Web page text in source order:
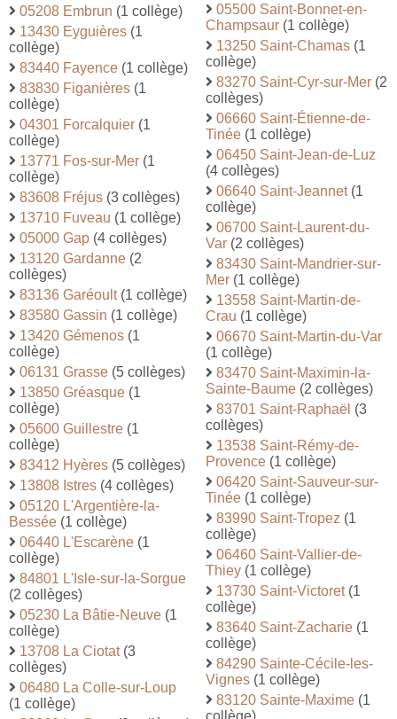
05208 Embrun (1 collège)
13430 Eyguières (1
collège)
83440 Fayence (1 collège)
83830 Figanières (1
collège)
04301 Forcalquier (1
collège)
13771 Fos-sur-Mer (1
collège)
83608 Fréjus (3 collèges)
13710 Fuveau (1 collège)
05000 Gap (4 collèges)
13120 Gardanne (2
collèges)
83136 Garéoult(1 collège)
83580 Gassin (1 collège)
13420 Gémenos (1
collège)
06131 Grasse (5 collèges)
13850 Gréasque (1
collège)
05600 Guillestre (1
collège)
83412 Hyères (5 collèges)
13808 Istres (4 collèges)
05120 L'Argentière-la-
Bessée (1 collège)
06440 L'Escarène (1
collège)
84801 L'Isle-sur-la-Sorgue
(2 collèges)
05230 La Bâtie-Neuve (1
collège)
13708 La Ciotat(3
collèges)
06480 La Colle-sur-Loup
(1 collège)
05500 Saint-Bonnet-en-
Champsaur (1 collège)
13250 Saint-Chamas (1
collège)
83270 Saint-Cyr-sur-Mer (2
collèges)
06660 Saint-Étienne-de-
Tinée (1 collège)
06450 Saint-Jean-de-Luz
(4 collèges)
06640 Saint-Jeannet(1
collège)
06700 Saint-Laurent-du-
Var (2 collèges)
83430 Saint-Mandrier-sur-
Mer (1 collège)
13558 Saint-Martin-de-
Crau (1 collège)
06670 Saint-Martin-du-Var
(1 collège)
83470 Saint-Maximin-la-
Sainte-Baume (2 collèges)
83701 Saint-Raphaël (3
collèges)
13538 Saint-Rémy-de-
Provence (1 collège)
06420 Saint-Sauveur-sur-
Tinée (1 collège)
83990 Saint-Tropez (1
collège)
06460 Saint-Vallier-de-
Thiey (1 collège)
13730 Saint-Victoret(1
collège)
83640 Saint-Zacharie (1
collège)
84290 Sainte-Cécile-les-
Vignes (1 collège)
83120 Sainte-Maxime (1
collège)